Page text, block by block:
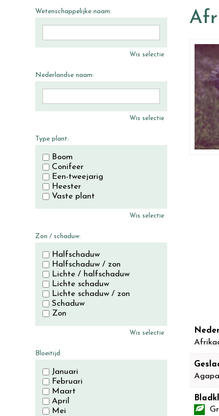
Wetenschappelijke naam:
Wis selectie
Nederlandse naam:
Wis selectie
Type plant:
Boom
Conifeer
Een-tweejarig
Heester
Vaste plant
Wis selectie
Zon / schaduw:
Halfschaduw
Halfschaduw / zon
Lichte / halfschaduw
Lichte schaduw
Lichte schaduw / zon
Schaduw
Zon
Wis selectie
Bloeitijd:
Januari
Februari
Maart
April
Mei